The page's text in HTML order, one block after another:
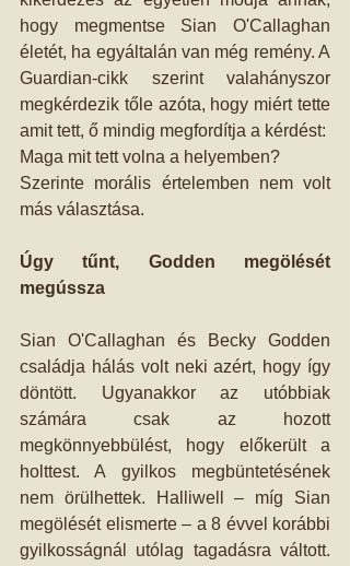
hogy megmentse Sian O'Callaghan
életét, ha egyáltalán van még remény. A
Guardian-cikk szerint valahányszor
megkérdezik tőle azóta, hogy miért tette
amit tett, ő mindig megfordítja a kérdést:
Maga mit tett volna a helyemben?
Szerinte morális értelemben nem volt
más választása.
Úgy tűnt, Godden megölését
megússza
Sian O'Callaghan és Becky Godden
családja hálás volt neki azért, hogy így
döntött. Ugyanakkor az utóbbiak
számára csak az hozott
megkönnyebbülést, hogy előkerült a
holttest. A gyilkos megbüntetésének
nem örülhettek. Halliwell – míg Sian
megölését elismerte – a 8 évvel korábbi
gyilkosságnál utólag tagadásra váltott.